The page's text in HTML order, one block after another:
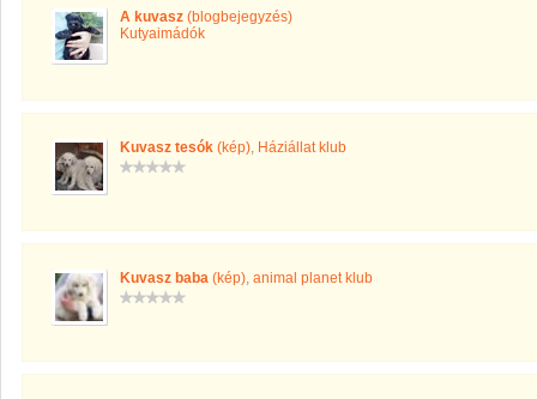
A kuvasz (blogbejegyzés)
Kutyaimádók
Kuvasz tesók (kép), Háziállat klub
Kuvasz baba (kép), animal planet klub